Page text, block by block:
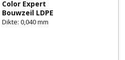
Color Expert
Bouwzeil LDPE
Dikte: 0,040 mm